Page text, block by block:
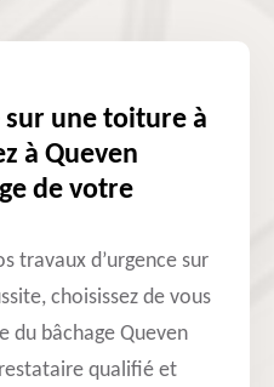
sur une toiture à
à Queven
de votre
travaux d’urgence sur
choisissez de vous
du bâchage Queven
qualifié et